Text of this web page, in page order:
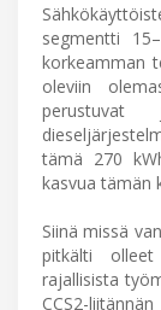
segmentti
korkeamman
oleviin
perustuvat
tämä 270
kasvua tämän
Siinä missä
pitkälti
rajallisista
CCS2-